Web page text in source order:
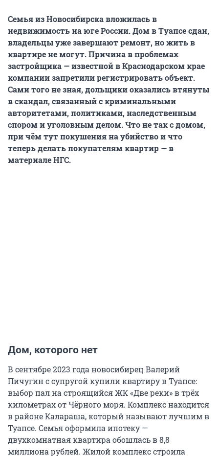
Семья из Новосибирска вложилась в
недвижимость на юге России. Дом в Туапсе сдан,
владельцы уже завершают ремонт, но жить в
квартире не могут. Причина в проблемах
застройщика — известной в Краснодарском крае
компании запретили регистрировать объект.
Сами того не зная, дольщики оказались втянуты
в скандал, связанный с криминальными
авторитетами, политиками, наследственным
спором и уголовным делом. Что не так с домом,
при чём тут покушения на убийство и что
теперь делать покупателям квартир — в
материале НГС.
Дом, которого нет
В сентябре 2023 года новосибирец Валерий
Пичугин с супругой купили квартиру в Туапсе:
выбор пал на строящийся ЖК «Две реки» в трёх
километрах от Чёрного моря. Комплекс находится
в районе Калараша, который называют лучшим в
Туапсе. Семья оформила ипотеку —
двухкомнатная квартира обошлась в 8,8
миллиона рублей. Жилой комплекс строила